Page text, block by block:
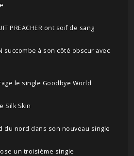
PREACHER ont soif de sang
succombe à son côté obscur avec
le single Goodbye World
Silk Skin
du nord dans son nouveau single
un troisième single